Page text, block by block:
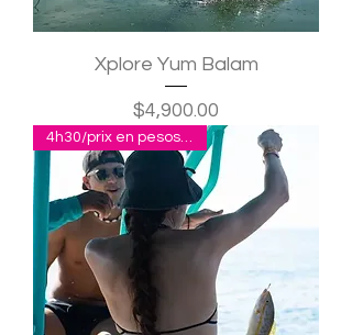
Xplore Yum Balam
Precio
$4,900.00
4h30/prix en pesos, 1 à 4 p.